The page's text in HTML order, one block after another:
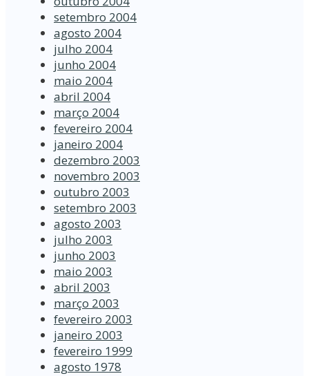
setembro 2004
agosto 2004
julho 2004
junho 2004
maio 2004
abril 2004
março 2004
fevereiro 2004
janeiro 2004
dezembro 2003
novembro 2003
outubro 2003
setembro 2003
agosto 2003
julho 2003
junho 2003
maio 2003
abril 2003
março 2003
fevereiro 2003
janeiro 2003
fevereiro 1999
agosto 1978